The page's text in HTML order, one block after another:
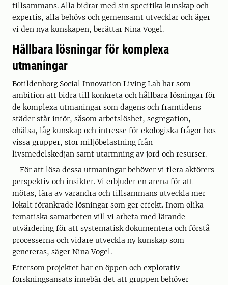
tillsammans. Alla bidrar med sin specifika kunskap och
expertis, alla behövs och gemensamt utvecklar och äger
vi den nya kunskapen, berättar Nina Vogel.
Hållbara lösningar för komplexa
utmaningar
Botildenborg Social Innovation Living Lab har som
ambition att bidra till konkreta och hållbara lösningar för
de komplexa utmaningar som dagens och framtidens
städer står inför, såsom arbetslöshet, segregation,
ohälsa, låg kunskap och intresse för ekologiska frågor hos
vissa grupper, stor miljöbelastning från
livsmedelskedjan samt utarmning av jord och resurser.
– För att lösa dessa utmaningar behöver vi flera aktörers
perspektiv och insikter. Vi erbjuder en arena för att
mötas, lära av varandra och tillsammans utveckla mer
lokalt förankrade lösningar som ger effekt. Inom olika
tematiska samarbeten vill vi arbeta med lärande
utvärdering för att systematisk dokumentera och förstå
processerna och vidare utveckla ny kunskap som
genereras, säger Nina Vogel.
Eftersom projektet har en öppen och explorativ
forskningsansats innebär det att gruppen behöver